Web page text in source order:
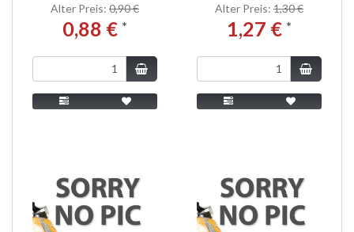
Alter Preis: 0,90 €
0,88 € *
Alter Preis: 1,30 €
1,27 € *